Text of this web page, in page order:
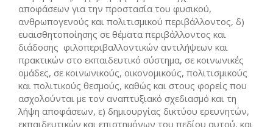
αποφάσεων για την προστασία του φυσικού,
ανθρωπογενούς και πολιτισµικού περιβάλλοντος, δ)
ευαισθητοποίησης σε θέµατα περιβάλλοντος και
διάδοσης φιλοπεριβαλλοντικών αντιλήψεων και
πρακτικών στο εκπαιδευτικό σύστηµα, σε κοινωνικές
οµάδες, σε κοινωνικούς, οικονοµικούς, πολιτισµικούς
και πολιτικούς θεσµούς, καθώς και στους φορείς που
ασχολούνται µε τον αναπτυξιακό σχεδιασµό και τη
λήψη αποφάσεων, ε) δηµιουργίας δικτύου ερευνητών,
εκπαιδευτικών και επιστηµόνων του πεδίου αυτού, και